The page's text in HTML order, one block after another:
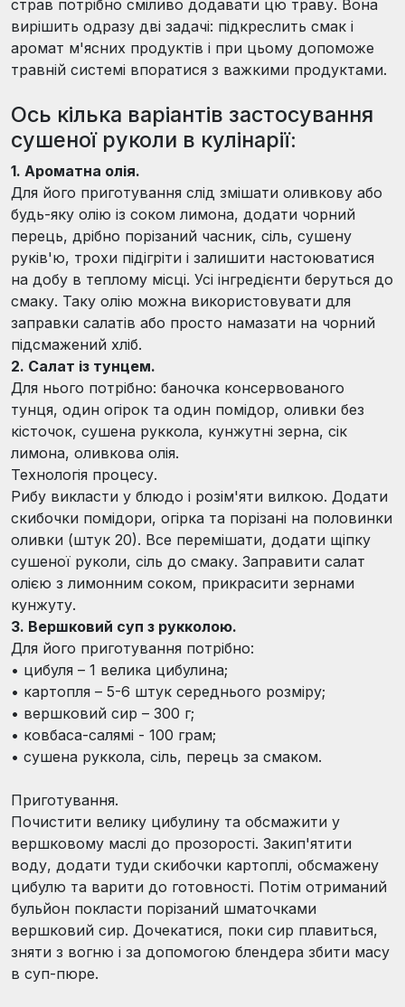
страв потрібно сміливо додавати цю траву. Вона
вирішить одразу дві задачі: підкреслить смак і
аромат м'ясних продуктів і при цьому допоможе
травній системі впоратися з важкими продуктами.
Ось кілька варіантів застосування
сушеної руколи в кулінарії:
1. Ароматна олія.
Для його приготування слід змішати оливкову або
будь-яку олію із соком лимона, додати чорний
перець, дрібно порізаний часник, сіль, сушену
руків'ю, трохи підігріти і залишити настоюватися
на добу в теплому місці. Усі інгредієнти беруться до
смаку. Таку олію можна використовувати для
заправки салатів або просто намазати на чорний
підсмажений хліб.
2. Салат із тунцем.
Для нього потрібно: баночка консервованого
тунця, один огірок та один помідор, оливки без
кісточок, сушена руккола, кунжутні зерна, сік
лимона, оливкова олія.
Технологія процесу.
Рибу викласти у блюдо і розім'яти вилкою. Додати
скибочки помідори, огірка та порізані на половинки
оливки (штук 20). Все перемішати, додати щіпку
сушеної руколи, сіль до смаку. Заправити салат
олією з лимонним соком, прикрасити зернами
кунжуту.
3. Вершковий суп з рукколою.
Для його приготування потрібно:
• цибуля – 1 велика цибулина;
• картопля – 5-6 штук середнього розміру;
• вершковий сир – 300 г;
• ковбаса-салямі - 100 грам;
• сушена руккола, сіль, перець за смаком.
Приготування.
Почистити велику цибулину та обсмажити у
вершковому маслі до прозорості. Закип'ятити
воду, додати туди скибочки картоплі, обсмажену
цибулю та варити до готовності. Потім отриманий
бульйон покласти порізаний шматочками
вершковий сир. Дочекатися, поки сир плавиться,
зняти з вогню і за допомогою блендера збити масу
в суп-пюре.